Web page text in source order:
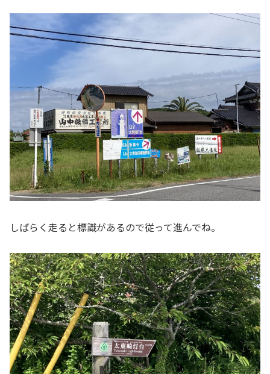
しばらく走ると標識があるので従って進んでね。